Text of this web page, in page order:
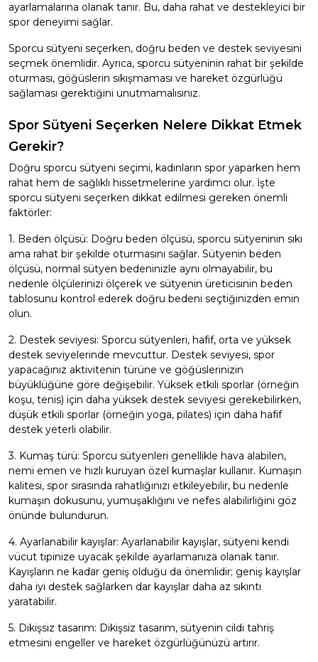
ayarlamalarına olanak tanır. Bu, daha rahat ve destekleyici bir
spor deneyimi sağlar.
Sporcu sütyeni seçerken, doğru beden ve destek seviyesini
seçmek önemlidir. Ayrıca, sporcu sütyeninin rahat bir şekilde
oturması, göğüslerin sıkışmaması ve hareket özgürlüğü
sağlaması gerektiğini unutmamalısınız.
Spor Sütyeni Seçerken Nelere Dikkat Etmek
Gerekir?
Doğru sporcu sütyeni seçimi, kadınların spor yaparken hem
rahat hem de sağlıklı hissetmelerine yardımcı olur. İşte
sporcu sütyeni seçerken dikkat edilmesi gereken önemli
faktörler:
1. Beden ölçüsü: Doğru beden ölçüsü, sporcu sütyeninin sıkı
ama rahat bir şekilde oturmasını sağlar. Sütyenin beden
ölçüsü, normal sütyen bedeninizle aynı olmayabilir, bu
nedenle ölçülerinizi ölçerek ve sütyenin üreticisinin beden
tablosunu kontrol ederek doğru bedeni seçtiğinizden emin
olun.
2. Destek seviyesi: Sporcu sütyenleri, hafif, orta ve yüksek
destek seviyelerinde mevcuttur. Destek seviyesi, spor
yapacağınız aktivitenin türüne ve göğüslerinizin
büyüklüğüne göre değişebilir. Yüksek etkili sporlar (örneğin
koşu, tenis) için daha yüksek destek seviyesi gerekebilirken,
düşük etkili sporlar (örneğin yoga, pilates) için daha hafif
destek yeterli olabilir.
3. Kumaş türü: Sporcu sütyenleri genellikle hava alabilen,
nemi emen ve hızlı kuruyan özel kumaşlar kullanır. Kumaşın
kalitesi, spor sırasında rahatlığınızı etkileyebilir, bu nedenle
kumaşın dokusunu, yumuşaklığını ve nefes alabilirliğini göz
önünde bulundurun.
4. Ayarlanabilir kayışlar: Ayarlanabilir kayışlar, sütyeni kendi
vücut tipinize uyacak şekilde ayarlamanıza olanak tanır.
Kayışların ne kadar geniş olduğu da önemlidir; geniş kayışlar
daha iyi destek sağlarken dar kayışlar daha az sıkıntı
yaratabilir.
5. Dikişsiz tasarım: Dikişsiz tasarım, sütyenin cildi tahriş
etmesini engeller ve hareket özgürlüğünüzü artırır.